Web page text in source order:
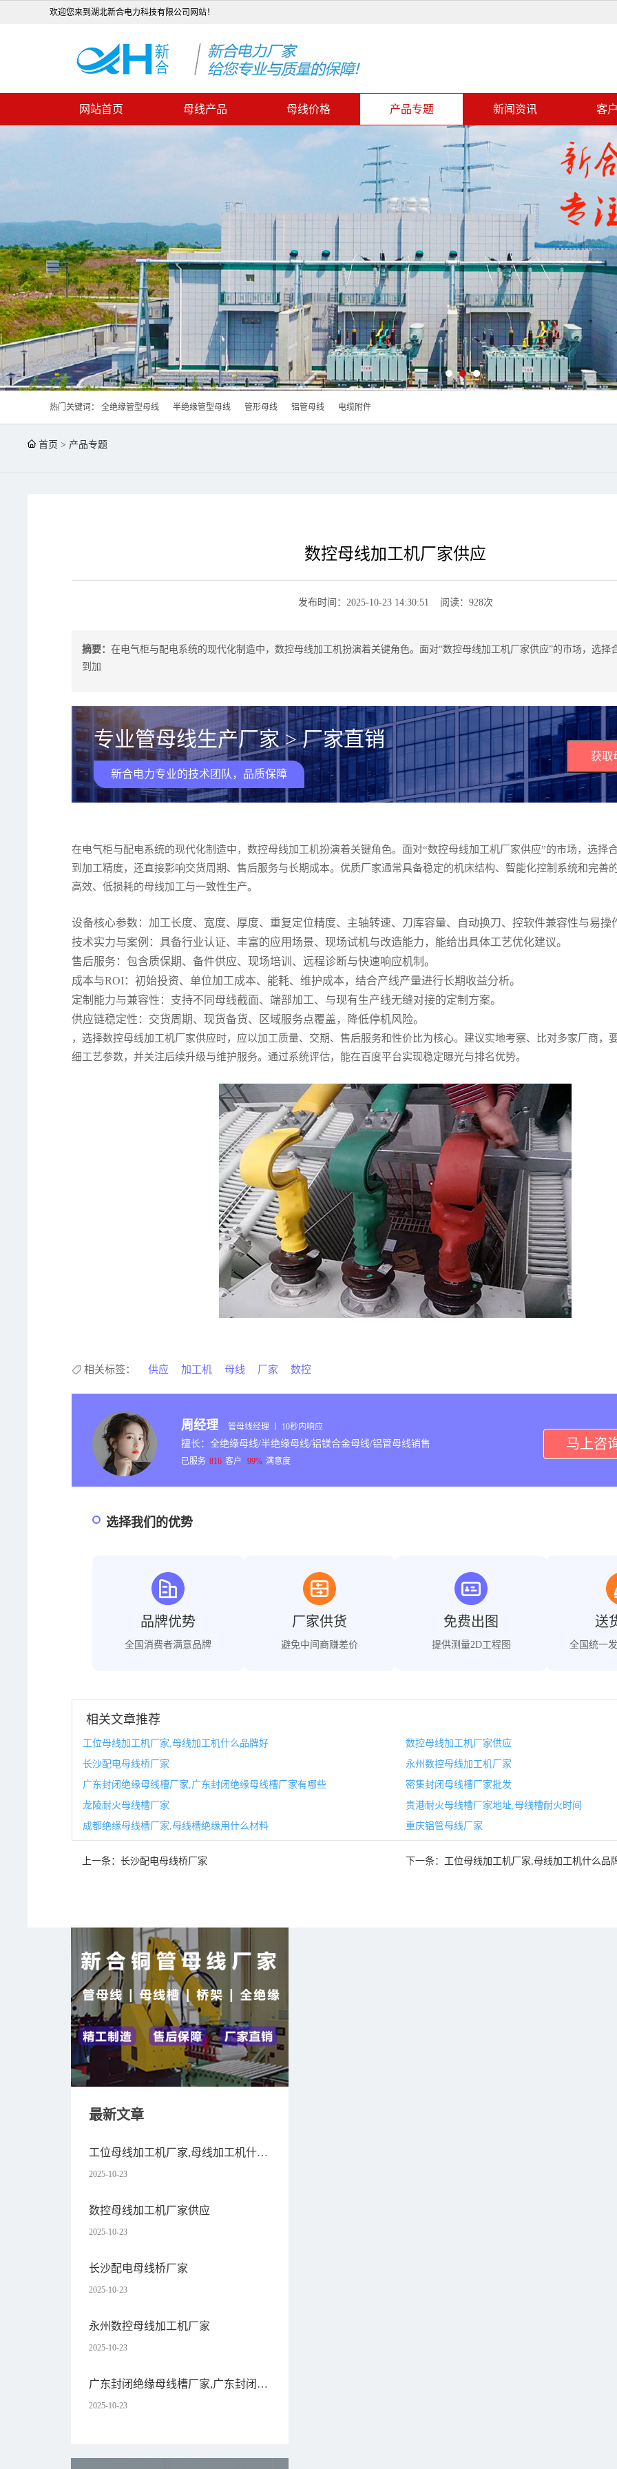
欢迎您来到湖北新合电力科技有限公司网站！
网站首页 母线产品 母线价格 产品专题 新闻资讯 客
热门关键词： 全绝缘管型母线 半绝缘管型母线 管形母线 铝管母线 电缆附件
首页 > 产品专题
数控母线加工机厂家供应
发布时间：2025-10-23 14:30:51 阅读：928次
摘要：在电气柜与配电系统的现代化制造中，数控母线加工机扮演着关键角色。面对“数控母线加工机厂家供应”的市场，选择
到加
专业管母线生产厂家 > 厂家直销
新合电力专业的技术团队，品质保障
获取
在电气柜与配电系统的现代化制造中，数控母线加工机扮演着关键角色。面对“数控母线加工机厂家供应”的市场，选择
到加工精度，还直接影响交货周期、售后服务与长期成本。优质厂家通常具备稳定的机床结构、智能化控制系统和完善
高效、低损耗的母线加工与一致性生产。
设备核心参数：加工长度、宽度、厚度、重复定位精度、主轴转速、刀库容量、自动换刀、控软件兼容性与易操
技术实力与案例：具备行业认证、丰富的应用场景、现场试机与改造能力，能给出具体工艺优化建议。
售后服务：包含质保期、备件供应、现场培训、远程诊断与快速响应机制。
成本与ROI：初始投资、单位加工成本、能耗、维护成本，结合产线产量进行长期收益分析。
定制能力与兼容性：支持不同母线截面、端部加工、与现有生产线无缝对接的定制方案。
供应链稳定性：交货周期、现货备货、区域服务点覆盖，降低停机风险。
，选择数控母线加工机厂家供应时，应以加工质量、交期、售后服务和性价比为核心。建议实地考察、比对多家厂商，
细工艺参数，并关注后续升级与维护服务。通过系统评估，能在百度平台实现稳定曝光与排名优势。
相关标签： 供应 加工机 母线 厂家 数控
周经理 管母线经理 丨 10秒内响应
擅长：全绝缘母线/半绝缘母线/铝镁合金母线/铝管母线销售
已服务 816 客户 99% 满意度
马上咨
选择我们的优势
品牌优势
全国消费者满意品牌
厂家供货
避免中间商赚差价
免费出图
提供测量2D工程图
送
全国统一
相关文章推荐
工位母线加工机厂家,母线加工机什么品牌好
数控母线加工机厂家供应
长沙配电母线桥厂家
永州数控母线加工机厂家
广东封闭绝缘母线槽厂家,广东封闭绝缘母线槽厂家有哪些
密集封闭母线槽厂家批发
龙陵耐火母线槽厂家
贵港耐火母线槽厂家地址,母线槽耐火时间
成都绝缘母线槽厂家,母线槽绝缘用什么材料
重庆铝管母线厂家
上一条：长沙配电母线桥厂家 下一条： 工位母线加工机厂家,母线加工机什么品
最新文章
工位母线加工机厂家,母线加工机什么
品牌好
2025-10-23
数控母线加工机厂家供应
2025-10-23
长沙配电母线桥厂家
2025-10-23
永州数控母线加工机厂家
2025-10-23
广东封闭绝缘母线槽厂家,广东封闭绝
缘母线槽厂家有哪些
2025-10-23